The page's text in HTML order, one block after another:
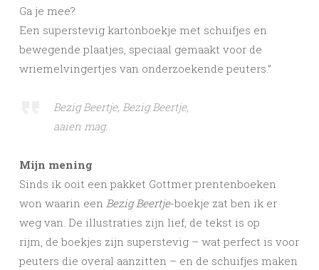
Ga je mee?
Een superstevig kartonboekje met schuifjes en
bewegende plaatjes, speciaal gemaakt voor de
wriemelvingertjes van onderzoekende peuters.”
Bezig Beertje, Bezig Beertje,
aaien mag.
Mijn mening
Sinds ik ooit een pakket Gottmer prentenboeken
won waarin een Bezig Beertje-boekje zat ben ik er
weg van. De illustraties zijn lief, de tekst is op
rijm, de boekjes zijn superstevig – wat perfect is voor
peuters die overal aanzitten – en de schuifjes maken